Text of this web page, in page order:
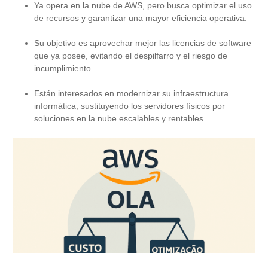
Ya opera en la nube de AWS, pero busca optimizar el uso
de recursos y garantizar una mayor eficiencia operativa.
Su objetivo es aprovechar mejor las licencias de software
que ya posee, evitando el despilfarro y el riesgo de
incumplimiento.
Están interesados ​​en modernizar su infraestructura
informática, sustituyendo los servidores físicos por
soluciones en la nube escalables y rentables.